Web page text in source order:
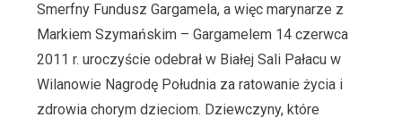
Smerfny Fundusz Gargamela, a więc marynarze z
Markiem Szymańskim – Gargamelem 14 czerwca
2011 r. uroczyście odebrał w Białej Sali Pałacu w
Wilanowie Nagrodę Południa za ratowanie życia i
zdrowia chorym dzieciom. Dziewczyny, które